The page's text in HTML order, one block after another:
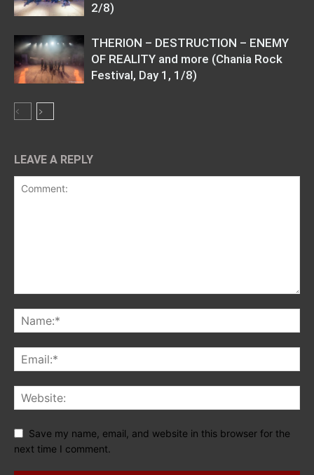
2/8)
THERION – DESTRUCTION – ENEMY
OF REALITY and more (Chania Rock
Festival, Day 1, 1/8)
LEAVE A REPLY
Save my name, email, and website in this browser for the
next time I comment.